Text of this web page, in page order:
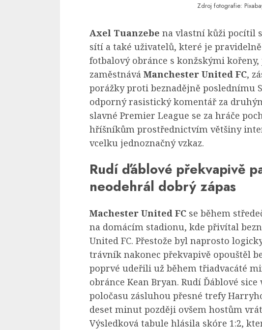
Zdroj fotografie:
Axel Tuanzebe na vlastní kůži pocítil
sítí a také uživatelů, které je
fotbalový obránce s konžskými
zaměstnává Manchester United FC,
porážky proti beznadějně poslednímu
odporný rasistický komentář za
slavné Premier League se za hráče
hříšníkům prostřednictvím většiny
vcelku jednoznačný vzkaz.
Rudí ďáblové překvapivě
neodehrál dobrý zápas
Machester United FC se během
na domácím stadionu, kde přivítal
United FC. Přestože byl naprosto
trávník nakonec překvapivě opouštěl
poprvé udeřili už během třiadvacáté
obránce Kean Bryan. Rudí Ďáblové
poločasu zásluhou přesné trefy
deset minut později ovšem hostům
Výsledková tabule hlásila skóre 1:2,